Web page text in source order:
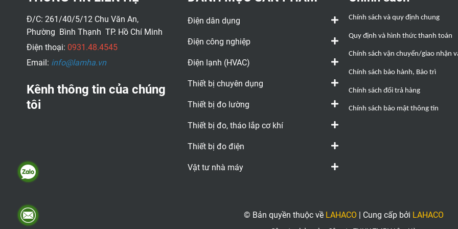
Đ/C: 261/40/5/12 Chu Văn An,
Phường Bình Thạnh TP. Hồ Chí Minh
Điện thoại: 0931.48.4545
Email: info@lamha.vn
Kênh thông tin của chúng
tôi
Điện dân dụng
Điện công nghiệp
Điện lạnh (HVAC)
Thiết bị chuyên dụng
Thiết bị đo lường
Thiết bị đo, tháo lắp cơ khí
Thiết bị đo điện
Vật tư nhà máy
Chính sách và quy định chung
Quy định và hình thức thanh toán
Chính sách vận chuyển/giao nhận
Chính sách bảo hành, Bảo trì
Chính sách đổi trả hàng
Chính sách bảo mật thông tin
© Bản quyền thuộc về LAHACO Cung cấp bởi LAHACO